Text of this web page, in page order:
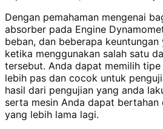
Dengan pemahaman mengenai
absorber pada Engine
beban, dan beberapa
ketika menggunakan salah satu
tersebut. Anda dapat memilih
lebih pas dan cocok untuk
hasil dari pengujian yang anda
serta mesin Anda dapat bertahan
yang lebih lama lagi.